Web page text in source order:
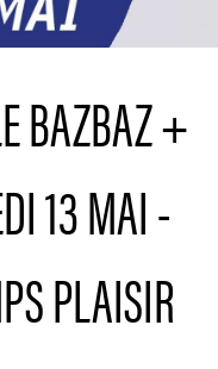
BAZBAZ +
13 MAI -
PLAISIR